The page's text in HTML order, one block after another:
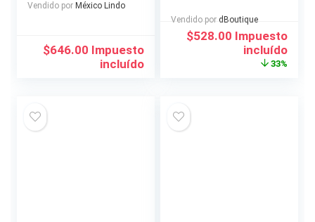
Vendido por México Lindo
$646.00 Impuesto
incluído
Vendido por dBoutique
El
$528.00El
precio
actual
Impuesto
incluído
33%